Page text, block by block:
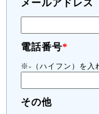
メールアドレス
電話番号*
※-（ハイフン）を入
その他